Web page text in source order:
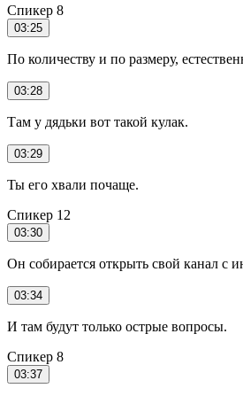
Спикер 8
03:25
По количеству и по размеру,
03:28
Там у дядьки вот такой кулак.
03:29
Ты его хвали почаще.
Спикер 12
03:30
Он собирается открыть свой канал с
03:34
И там будут только острые вопросы.
Спикер 8
03:37